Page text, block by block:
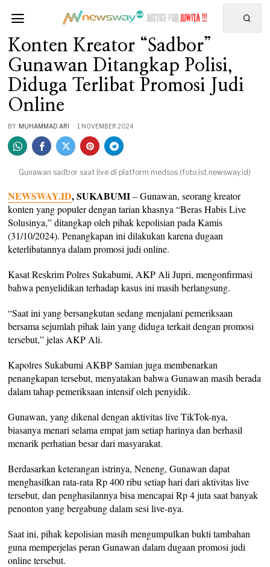
Konten Kreator “Sadbor”
Gunawan Ditangkap Polisi,
Diduga Terlibat Promosi Judi
Online
BY MUHAMMAD ARI 1 NOVEMBER 2024
Gunawan sadbor saat live di platform medsos (foto.ist.newsway.id)
NEWSWAY.ID, SUKABUMI– Gunawan, seorang kreator
konten yang populer dengan tarian khasnya “Beras Habis Live
Solusinya,” ditangkap oleh pihak kepolisian pada Kamis
(31/10/2024). Penangkapan ini dilakukan karena dugaan
keterlibatannya dalam promosi judi online.
Kasat Reskrim Polres Sukabumi, AKP Ali Jupri, mengonfirmasi
bahwa penyelidikan terhadap kasus ini masih berlangsung.
“Saat ini yang bersangkutan sedang menjalani pemeriksaan
bersama sejumlah pihak lain yang diduga terkait dengan promosi
tersebut,” jelas AKP Ali.
Kapolres Sukabumi AKBP Samian juga membenarkan
penangkapan tersebut, menyatakan bahwa Gunawan masih berada
dalam tahap pemeriksaan intensif oleh penyidik.
Gunawan, yang dikenal dengan aktivitas live TikTok-nya,
biasanya menari selama empat jam setiap harinya dan berhasil
menarik perhatian besar dari masyarakat.
Berdasarkan keterangan istrinya, Neneng, Gunawan dapat
menghasilkan rata-rata Rp 400 ribu setiap hari dari aktivitas live
tersebut, dan penghasilannya bisa mencapai Rp 4 juta saat banyak
penonton yang bergabung dalam sesi live-nya.
Saat ini, pihak kepolisian masih mengumpulkan bukti tambahan
guna memperjelas peran Gunawan dalam dugaan promosi judi
online tersebut.